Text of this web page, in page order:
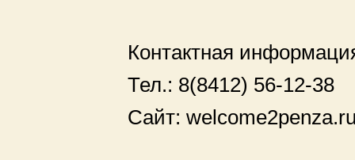
Контактная
Тел.: 8(8412) 56-12-38
Сайт: